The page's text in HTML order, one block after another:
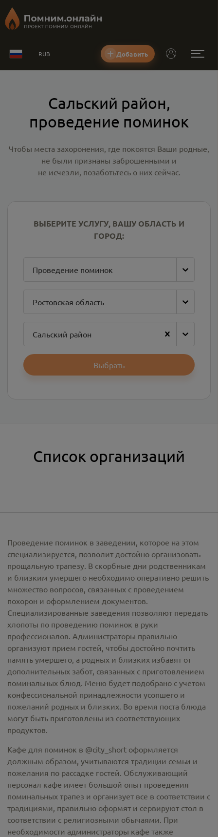
RUB Добавить
Сальский район,
проведение поминок
Чтобы места захоронения, где покоятся Ваши родные,
не были признаны заброшенными и
не исчезли, позаботьтесь о них сейчас.
ВЫБЕРИТЕ УСЛУГУ, ВАШУ ОБЛАСТЬ И
ГОРОД:
Проведение поминок
Ростовская область
Сальский район
Выбрать
Список организаций
Проведение поминок в заведении, которое на этом
специализируется, позволит достойно организовать
прощальную трапезу. В скорбные дни родственникам
и близким умершего необходимо оперативно решить
множество вопросов, связанных с проведением
похорон и оформлением документов.
Специализированные заведения позволяют передать
хлопоты по проведению поминок в руки
профессионалов. Администраторы правильно
организуют прием гостей, чтобы достойно почтить
память умершего, а родных и близких избавят от
дополнительных забот, связанных с приготовлением
поминальных блюд. Меню будет подобрано с учетом
конфессиональной принадлежности усопшего и
пожеланий родных и близких. Во время поста блюда
могут быть приготовлены из соответствующих
продуктов.
Кафе для поминок в @city_short оформляется
должным образом, учитываются традиции семьи и
пожелания по рассадке гостей. Обслуживающий
персонал кафе имеет большой опыт проведения
поминальных трапез и организует все в соответствии с
традициями, правильно оформят и сервируют стол в
соответствии с религиозными обычаями. При
необходимости администраторы кафе также